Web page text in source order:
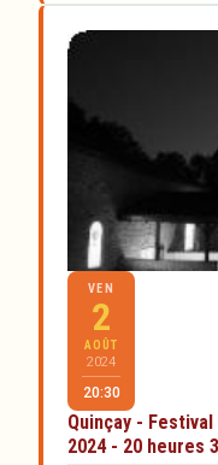
VEN
2
AOÛT
2024
20:30
Quinçay -
2024 - 20 heures